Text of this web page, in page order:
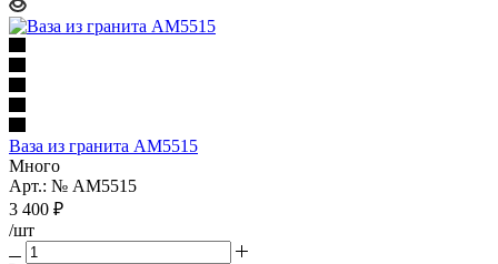
Ваза из гранита AM5515
Много
Арт.: № AM5515
3 400 ₽
/шт